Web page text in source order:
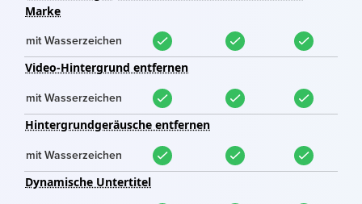
Marke
mit Wasserzeichen
Video-Hintergrund entfernen
mit Wasserzeichen
Hintergrundgeräusche entfernen
mit Wasserzeichen
Dynamische Untertitel